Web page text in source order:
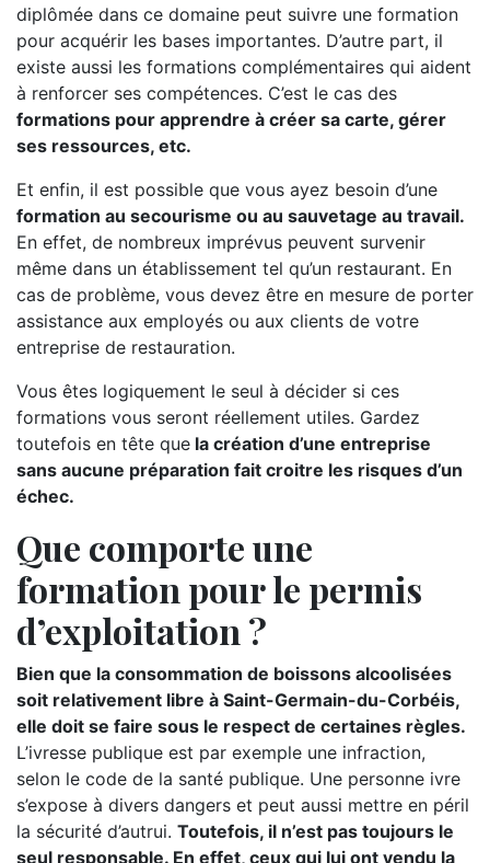
diplômée dans ce domaine peut suivre une formation
pour acquérir les bases importantes. D’autre part, il
existe aussi les formations complémentaires qui aident
à renforcer ses compétences. C’est le cas des
formations pour apprendre à créer sa carte, gérer
ses ressources, etc.
Et enfin, il est possible que vous ayez besoin d’une
formation au secourisme ou au sauvetage au travail.
En effet, de nombreux imprévus peuvent survenir
même dans un établissement tel qu’un restaurant. En
cas de problème, vous devez être en mesure de porter
assistance aux employés ou aux clients de votre
entreprise de restauration.
Vous êtes logiquement le seul à décider si ces
formations vous seront réellement utiles. Gardez
toutefois en tête que la création d’une entreprise
sans aucune préparation fait croitre les risques d’un
échec.
Que comporte une
formation pour le permis
d’exploitation ?
Bien que la consommation de boissons alcoolisées
soit relativement libre à Saint-Germain-du-Corbéis,
elle doit se faire sous le respect de certaines règles.
L’ivresse publique est par exemple une infraction,
selon le code de la santé publique. Une personne ivre
s’expose à divers dangers et peut aussi mettre en péril
la sécurité d’autrui. Toutefois, il n’est pas toujours le
seul responsable. En effet, ceux qui lui ont vendu la